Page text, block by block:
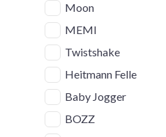
Moon
MEMI
Twistshake
Heitmann Felle
Baby Jogger
BOZZ